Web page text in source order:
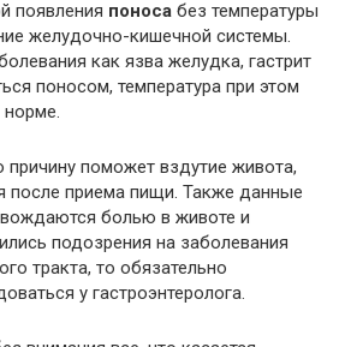
появления поноса без температуры
желудочно-кишечной системы.
как язва желудка, гастрит
поносом, температура при этом
норме.
поможет вздутие живота,
после приема пищи. Также данные
болью в животе и
подозрения на заболевания
тракта, то обязательно
у гастроэнтеролога.